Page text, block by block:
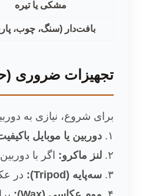
مشکی یا تیره
بافت‌دار (سنگ، چوب،
تجهیزات ضروری
برای شروع، نیازی به دوربین ۱۰۰ میلیونی
۱. دوربین یا موبایل
۲. لنز ماکرو: اگر با دوربین DSLR کار می‌کنید، لنز ماکرو (مثلاً 100mm) حیاتی است. اگر با موبایل هستید، از لنزهای کلیپسی ماکرو باکیفیت استفاده کنید.
۳. سه‌پایه (Tripod):
در